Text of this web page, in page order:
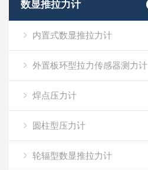
数显推拉力计
内置式数显推拉力计
外置板环型拉力传感器测力计
焊点压力计
圆柱型压力计
轮辐型数显推拉力计